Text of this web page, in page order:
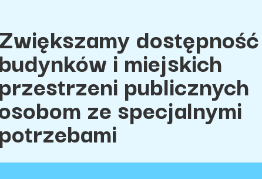
Zwiększamy dostępność
budynków i miejskich
przestrzeni publicznych
ze specjalnymi
potrzebami